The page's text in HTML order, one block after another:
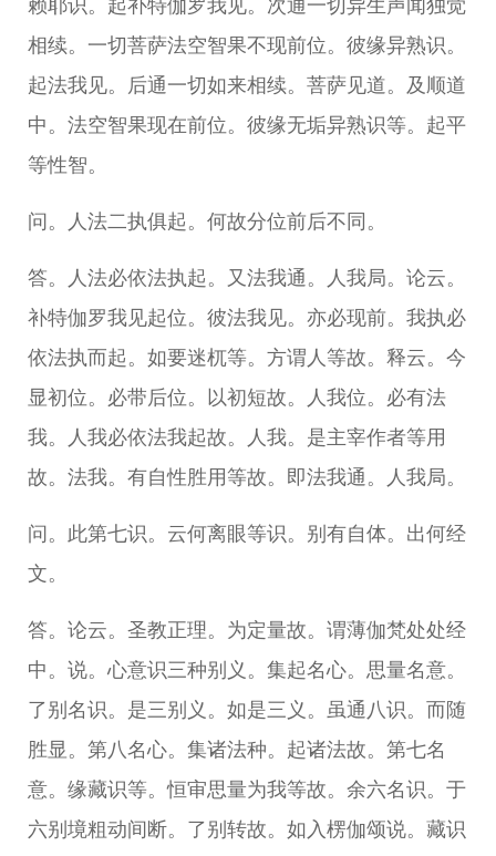
赖耶识。起补特伽罗我见。次通一切异生声闻独觉
相续。一切菩萨法空智果不现前位。彼缘异熟识。
起法我见。后通一切如来相续。菩萨见道。及顺道
中。法空智果现在前位。彼缘无垢异熟识等。起平
等性智。
问。人法二执俱起。何故分位前后不同。
答。人法必依法执起。又法我通。人我局。论云。
补特伽罗我见起位。彼法我见。亦必现前。我执必
依法执而起。如要迷杌等。方谓人等故。释云。今
显初位。必带后位。以初短故。人我位。必有法
我。人我必依法我起故。人我。是主宰作者等用
故。法我。有自性胜用等故。即法我通。人我局。
问。此第七识。云何离眼等识。别有自体。出何经
文。
答。论云。圣教正理。为定量故。谓薄伽梵处处经
中。说。心意识三种别义。集起名心。思量名意。
了别名识。是三别义。如是三义。虽通八识。而随
胜显。第八名心。集诸法种。起诸法故。第七名
意。缘藏识等。恒审思量为我等故。余六名识。于
六别境粗动间断。了别转故。如入楞伽颂说。藏识